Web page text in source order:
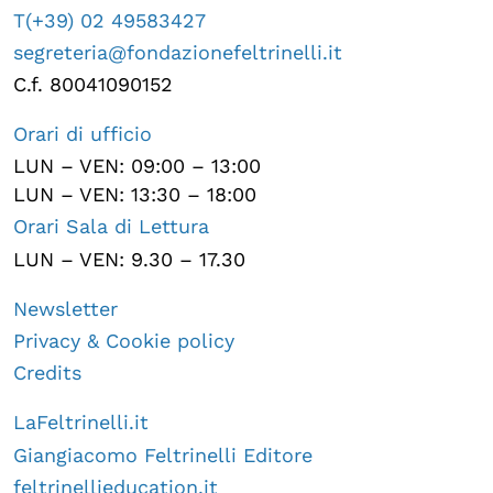
T(+39) 02 49583427
segreteria@fondazionefeltrinelli.it
C.f. 80041090152
Orari di ufficio
LUN – VEN: 09:00 – 13:00
LUN – VEN: 13:30 – 18:00
Orari Sala di Lettura
LUN – VEN: 9.30 – 17.30
Newsletter
Privacy & Cookie policy
Credits
LaFeltrinelli.it
Giangiacomo Feltrinelli Editore
feltrinellieducation.it